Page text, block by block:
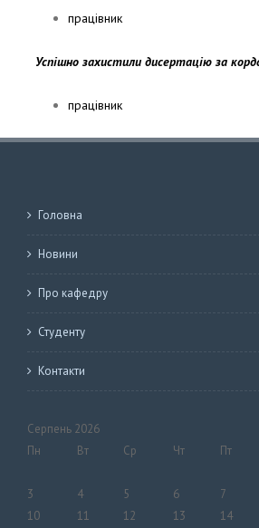
працівник
Успішно захистили дисертацію за
працівник
Головна
Новини
Про кафедру
Студенту
Контакти
Серпень 2026
Пн
Вт Ср Чт Пт
3
4 5 6 7
10
11 12 13 14